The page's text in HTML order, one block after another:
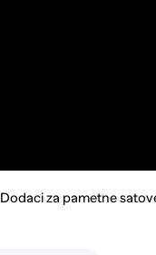
Dodaci za pametne